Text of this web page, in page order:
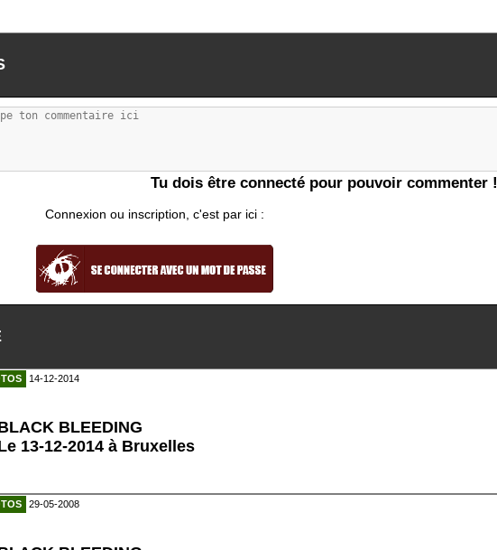
Tu dois être connecté pour pouvoir commenter !
Connexion ou inscription, c'est par ici :
14-12-2014
BLEEDING
13-12-2014 à Bruxelles
29-05-2008